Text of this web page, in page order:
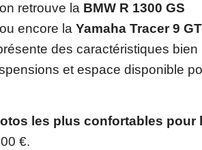
retrouve la BMW R 1300 GS
ou encore la Yamaha Tracer 9
des caractéristiques bien
et espace disponible
les plus confortables pour
€.